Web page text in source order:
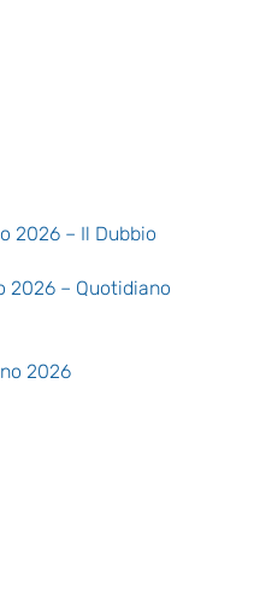
2026 – Il Dubbio
2026 – Quotidiano
2026